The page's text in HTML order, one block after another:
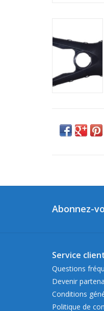
Abonnez-
Service
Questions
Devenir
Conditions
Politique de